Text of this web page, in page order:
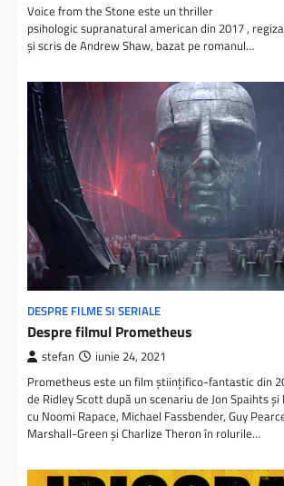
Voice from the Stone este un thriller
psihologic supranatural american din 2017 ,
și scris de Andrew Shaw, bazat pe romanul…
DESPRE FILME SI SERIALE
Despre filmul Prometheus
stefan iunie 24, 2021
Prometheus este un film științifico-fantastic din
de Ridley Scott după un scenariu de Jon Spaihts și
cu Noomi Rapace, Michael Fassbender, Guy
Marshall-Green și Charlize Theron în rolurile…